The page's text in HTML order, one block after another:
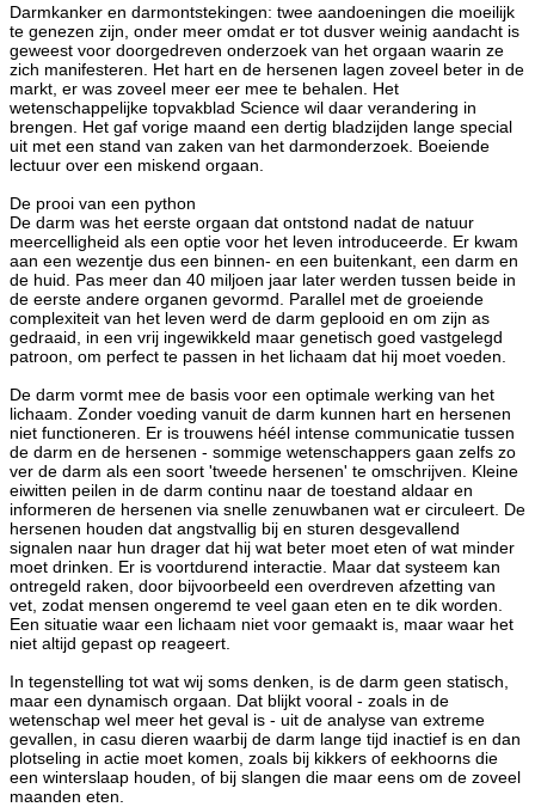
Darmkanker en darmontstekingen: twee aandoeningen die moeilijk
te genezen zijn, onder meer omdat er tot dusver weinig aandacht is
geweest voor doorgedreven onderzoek van het orgaan waarin ze
zich manifesteren. Het hart en de hersenen lagen zoveel beter in de
markt, er was zoveel meer eer mee te behalen. Het
wetenschappelijke topvakblad Science wil daar verandering in
brengen. Het gaf vorige maand een dertig bladzijden lange special
uit met een stand van zaken van het darmonderzoek. Boeiende
lectuur over een miskend orgaan.
De prooi van een python
De darm was het eerste orgaan dat ontstond nadat de natuur
meercelligheid als een optie voor het leven introduceerde. Er kwam
aan een wezentje dus een binnen- en een buitenkant, een darm en
de huid. Pas meer dan 40 miljoen jaar later werden tussen beide in
de eerste andere organen gevormd. Parallel met de groeiende
complexiteit van het leven werd de darm geplooid en om zijn as
gedraaid, in een vrij ingewikkeld maar genetisch goed vastgelegd
patroon, om perfect te passen in het lichaam dat hij moet voeden.
De darm vormt mee de basis voor een optimale werking van het
lichaam. Zonder voeding vanuit de darm kunnen hart en hersenen
niet functioneren. Er is trouwens héél intense communicatie tussen
de darm en de hersenen - sommige wetenschappers gaan zelfs zo
ver de darm als een soort 'tweede hersenen' te omschrijven. Kleine
eiwitten peilen in de darm continu naar de toestand aldaar en
informeren de hersenen via snelle zenuwbanen wat er circuleert. De
hersenen houden dat angstvallig bij en sturen desgevallend
signalen naar hun drager dat hij wat beter moet eten of wat minder
moet drinken. Er is voortdurend interactie. Maar dat systeem kan
ontregeld raken, door bijvoorbeeld een overdreven afzetting van
vet, zodat mensen ongeremd te veel gaan eten en te dik worden.
Een situatie waar een lichaam niet voor gemaakt is, maar waar het
niet altijd gepast op reageert.
In tegenstelling tot wat wij soms denken, is de darm geen statisch,
maar een dynamisch orgaan. Dat blijkt vooral - zoals in de
wetenschap wel meer het geval is - uit de analyse van extreme
gevallen, in casu dieren waarbij de darm lange tijd inactief is en dan
plotseling in actie moet komen, zoals bij kikkers of eekhoorns die
een winterslaap houden, of bij slangen die maar eens om de zoveel
maanden eten.